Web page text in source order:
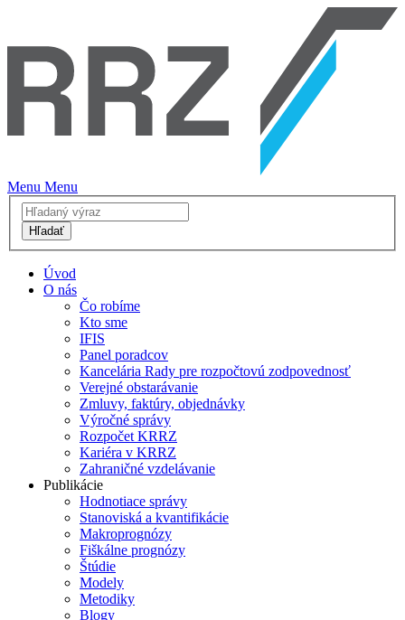
Menu Menu
Hľadať
Úvod
O nás
Čo robíme
Kto sme
IFIS
Panel poradcov
Kancelária Rady pre rozpočtovú zodpovednosť
Verejné obstarávanie
Zmluvy, faktúry, objednávky
Výročné správy
Rozpočet KRRZ
Kariéra v KRRZ
Zahraničné vzdelávanie
Publikácie
Hodnotiace správy
Stanoviská a kvantifikácie
Makroprognózy
Fiškálne prognózy
Štúdie
Modely
Metodiky
Blogy